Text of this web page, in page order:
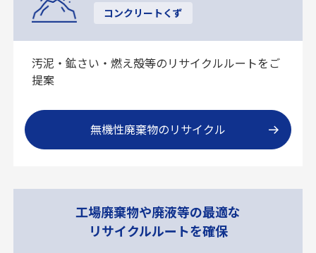
コンクリートくず
汚泥・鉱さい・燃え殻等のリサイクルルートをご
提案
無機性廃棄物のリサイクル
工場廃棄物や廃液等の最適な
リサイクルルートを確保